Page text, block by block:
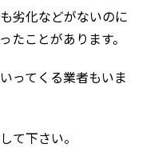
劣化などがないのに
たことがあります。
ってくる業者もいま
て下さい。